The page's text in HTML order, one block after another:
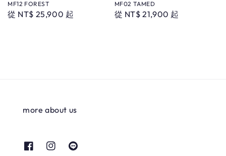
MF12 FOREST
Regular
從 NT$ 25,900 起
MF02 TAMED
Regular
從 NT$ 21,900 起
more about us